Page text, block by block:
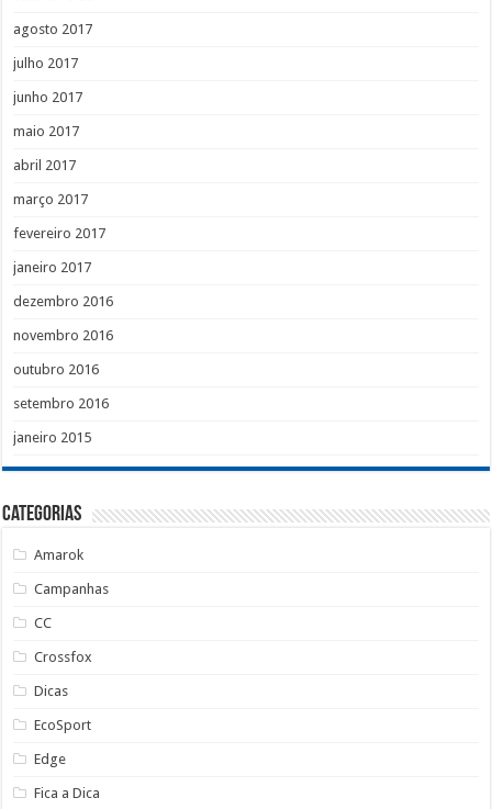
agosto 2017
julho 2017
junho 2017
maio 2017
abril 2017
março 2017
fevereiro 2017
janeiro 2017
dezembro 2016
novembro 2016
outubro 2016
setembro 2016
janeiro 2015
Categorias
Amarok
Campanhas
CC
Crossfox
Dicas
EcoSport
Edge
Fica a Dica